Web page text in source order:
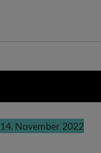
14. November 2022